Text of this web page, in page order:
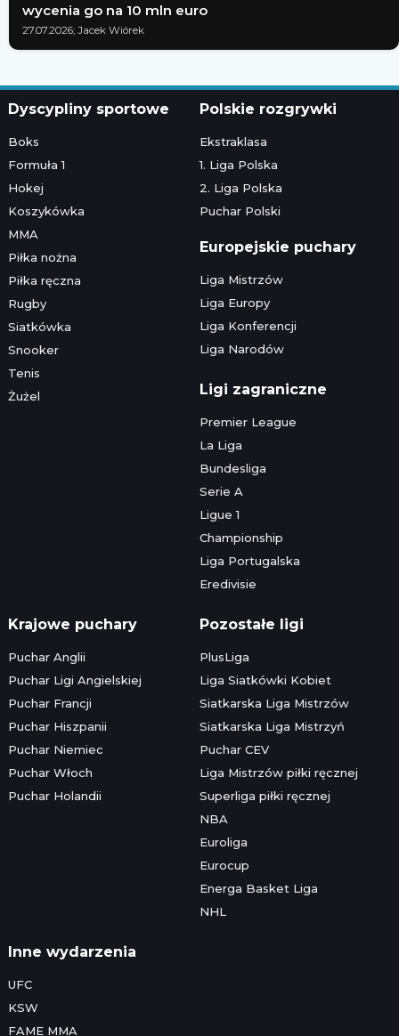
wycenia go na 10 mln euro
27.07.2026; Jacek Wiórek
Dyscypliny sportowe
Boks
Formuła 1
Hokej
Koszykówka
MMA
Piłka nożna
Piłka ręczna
Rugby
Siatkówka
Snooker
Tenis
Żużel
Polskie rozgrywki
Ekstraklasa
1. Liga Polska
2. Liga Polska
Puchar Polski
Europejskie puchary
Liga Mistrzów
Liga Europy
Liga Konferencji
Liga Narodów
Ligi zagraniczne
Premier League
La Liga
Bundesliga
Serie A
Ligue 1
Championship
Liga Portugalska
Eredivisie
Krajowe puchary
Puchar Anglii
Puchar Ligi Angielskiej
Puchar Francji
Puchar Hiszpanii
Puchar Niemiec
Puchar Włoch
Puchar Holandii
Pozostałe ligi
PlusLiga
Liga Siatkówki Kobiet
Siatkarska Liga Mistrzów
Siatkarska Liga Mistrzyń
Puchar CEV
Liga Mistrzów piłki ręcznej
Superliga piłki ręcznej
NBA
Euroliga
Eurocup
Energa Basket Liga
NHL
Inne wydarzenia
UFC
KSW
FAME MMA